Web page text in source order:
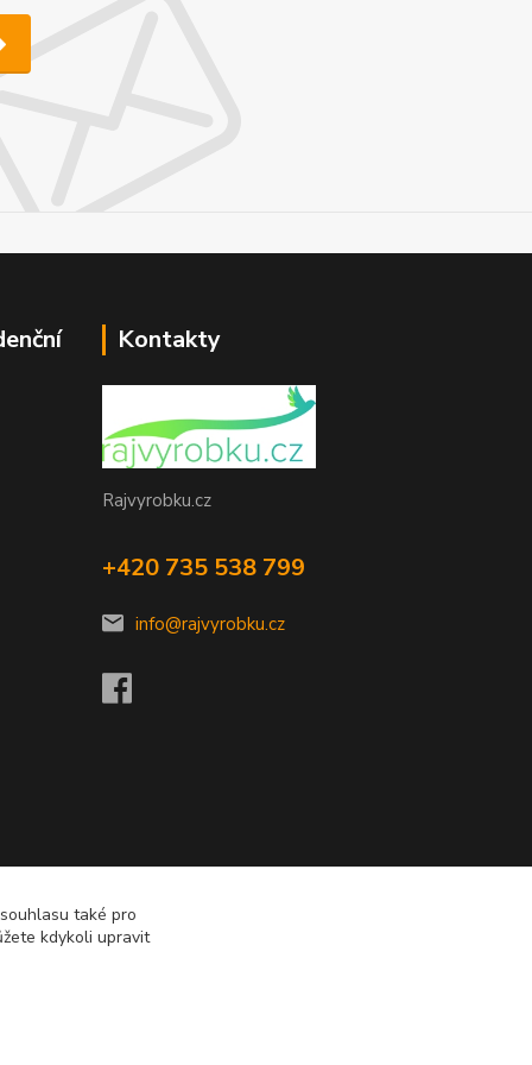
Kontakty
Rajvyrobku.cz
+420 735 538 799
info@rajvyrobku.cz
také pro
kdykoli upravit